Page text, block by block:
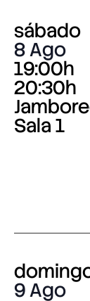
sábado
8 Ago
19:00h
20:30h
Sala 1
9 Ago